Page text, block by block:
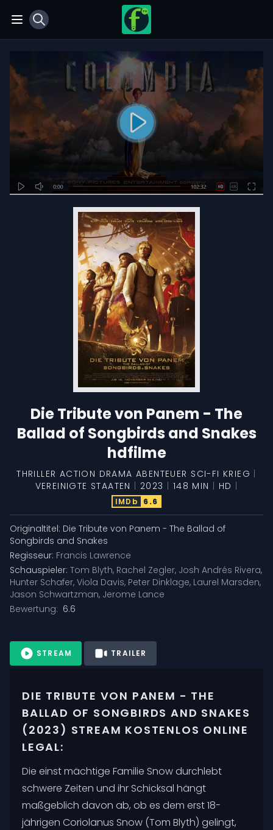
Open main menu
View notifications
Die Tribute von Panem - The
Ballad of Songbirds and Snakes
hdfilme
THRILLER ACTION DRAMA ABENTEUER SCI-FI KRIEG |
VEREINIGTE STAATEN | 2023 | 148 MIN | HD |
IMDb 6.6
Originaltitel: Die Tribute von Panem - The Ballad of
Songbirds and Snakes
Regisseur: Francis Lawrence
Schauspieler: Tom Blyth, Rachel Zegler, Josh Andrés Rivera,
Hunter Schafer, Viola Davis, Peter Dinklage, Laurel Marsden,
Jason Schwartzman, Jerome Lance
Bewertung: 6.6
STREAM TRAILER
DIE TRIBUTE VON PANEM - THE
BALLAD OF SONGBIRDS AND SNAKES
(2023) STREAM KOSTENLOS ONLINE
LEGAL:
Die einst mächtige Familie Snow durchlebt
schwere Zeiten und ihr Schicksal hängt
maßgeblich davon ab, ob es dem erst 18-
jährigen Coriolanus Snow (Tom Blyth) gelingt,